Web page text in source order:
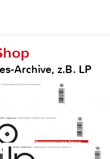
Archive, z.B. LP